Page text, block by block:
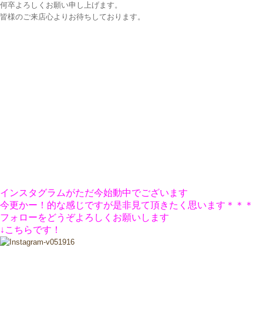
何卒よろしくお願い申し上げます。
皆様のご来店心よりお待ちしております。
インスタグラムがただ今始動中でございます
今更かー！的な感じですが是非見て頂きたく思います＊＊＊
フォローをどうぞよろしくお願いします
↓こちらです！